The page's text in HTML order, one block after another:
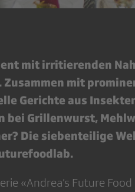
mit irritierenden
Zusammen mit
Gerichte aus
bei Grillenwurst,
Die siebenteilige
«Andrea’s Future